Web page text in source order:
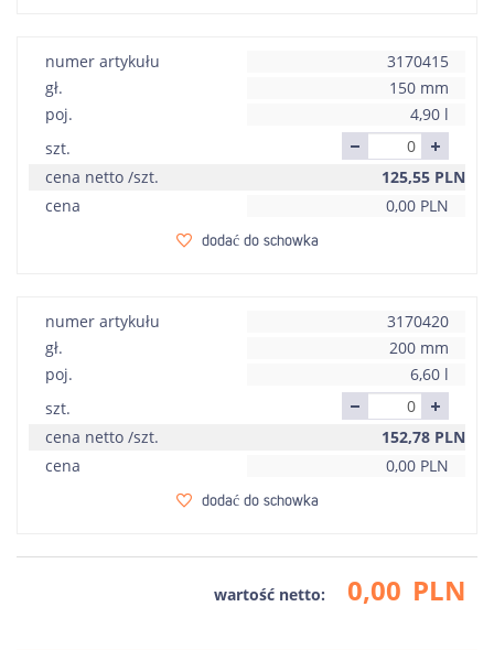
numer artykułu
3170415
gł.
150 mm
poj.
4,90 l
szt.
cena netto /szt.
125,55 PLN
cena
0,00 PLN
dodać do schowka
numer artykułu
3170420
gł.
200 mm
poj.
6,60 l
szt.
cena netto /szt.
152,78 PLN
cena
0,00 PLN
dodać do schowka
wartość netto: 0,00 PLN